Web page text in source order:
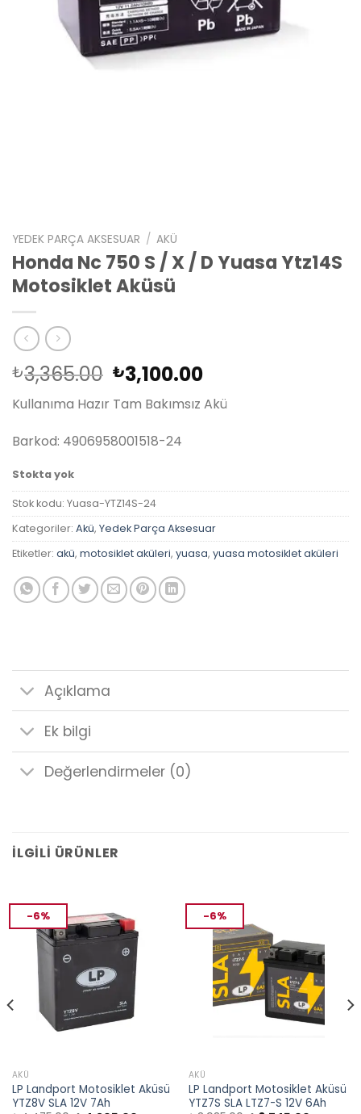
YEDEK PARÇA AKSESUAR / AKÜ
Honda Nc 750 S / X / D Yuasa Ytz14S
Motosiklet Aküsü
₺3,365.00 Orijinal
fiyat:
₺3,365.00.
₺3,100.00Şu
andaki
fiyat:
Kullanıma Hazır Tam Bakımsız Akü
Barkod: 4906958001518-24
Stokta yok
Stok kodu: Yuasa-YTZ14S-24
Kategoriler: Akü, Yedek Parça Aksesuar
Etiketler: akü, motosiklet aküleri, yuasa, yuasa motosiklet aküleri
Açıklama
Ek bilgi
Değerlendirmeler (0)
İLGILI ÜRÜNLER
-6%
AKÜ
LP Landport Motosiklet Aküsü
YTZ8V SLA 12V 7Ah
-6%
AKÜ
LP Landport Motosiklet Aküsü
YTZ7S SLA LTZ7-S 12V 6Ah